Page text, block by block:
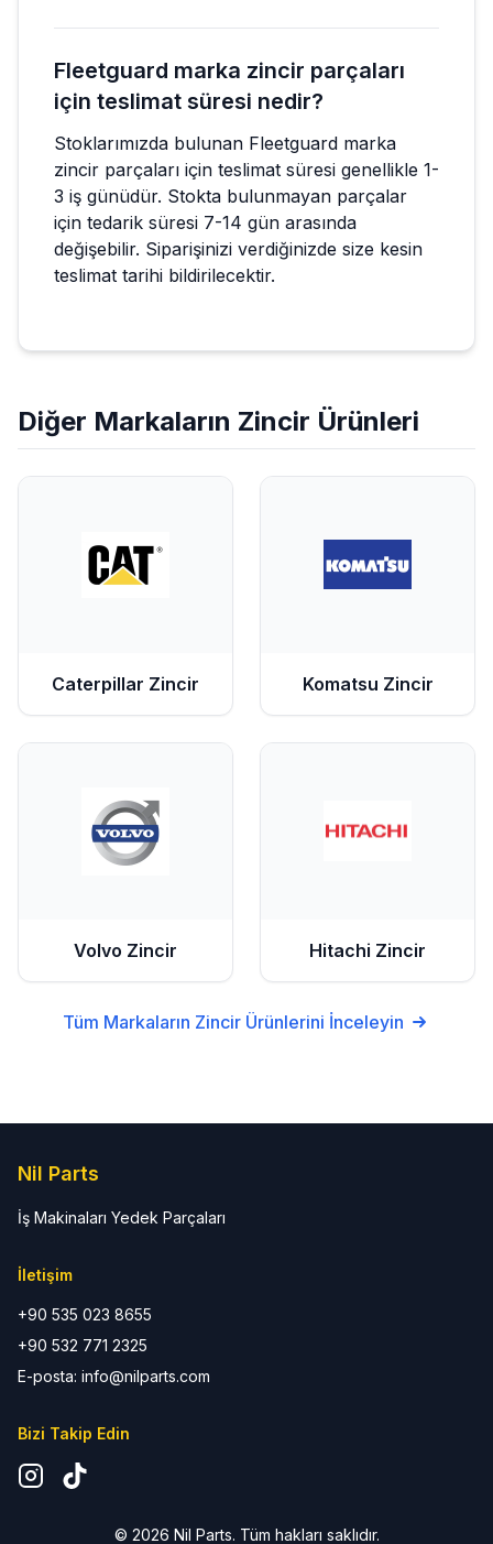
Fleetguard marka zincir parçaları
için teslimat süresi nedir?
Stoklarımızda bulunan Fleetguard marka
zincir parçaları için teslimat süresi genellikle 1-
3 iş günüdür. Stokta bulunmayan parçalar
için tedarik süresi 7-14 gün arasında
değişebilir. Siparişinizi verdiğinizde size kesin
teslimat tarihi bildirilecektir.
Diğer Markaların Zincir Ürünleri
Caterpillar Zincir Komatsu Zincir
Volvo Zincir Hitachi Zincir
Tüm Markaların Zincir Ürünlerini İnceleyin
Nil Parts
İş Makinaları Yedek Parçaları
İletişim
+90 535 023 8655
+90 532 771 2325
E-posta: info@nilparts.com
Bizi Takip Edin
© 2026 Nil Parts. Tüm hakları saklıdır.